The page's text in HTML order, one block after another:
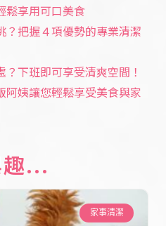
鬆享用可口美食
？把握４項優勢的專業清潔
下班即可享受清爽空間！
阿姨讓您輕鬆享受美食與家
...
家事清潔